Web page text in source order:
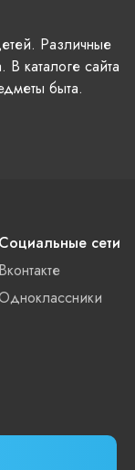
Различные
каталоге сайта
быта.
Социальные сети
Вконтакте